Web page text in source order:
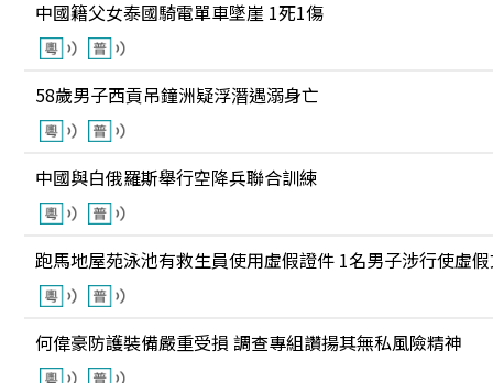
中國籍父女泰國騎電單車墜崖 1死1傷
58歲男子西貢吊鐘洲疑浮潛遇溺身亡
中國與白俄羅斯舉行空降兵聯合訓練
跑馬地屋苑泳池有救生員使用虛假證件 1名男子涉行使虛
何偉豪防護裝備嚴重受損 調查專組讚揚其無私風險精神